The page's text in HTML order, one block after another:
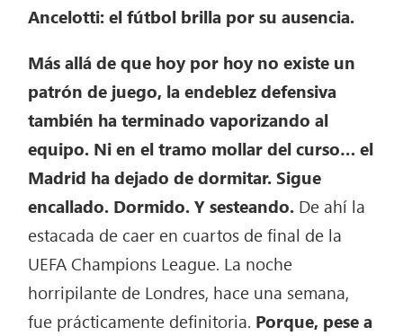
Ancelotti: el fútbol brilla por su ausencia.
Más allá de que hoy por hoy no existe un
patrón de juego, la endeblez defensiva
también ha terminado vaporizando al
equipo. Ni en el tramo mollar del curso… el
Madrid ha dejado de dormitar. Sigue
encallado. Dormido. Y sesteando. De ahí la
estacada de caer en cuartos de final de la
UEFA Champions League. La noche
horripilante de Londres, hace una semana,
fue prácticamente definitoria. Porque, pese a